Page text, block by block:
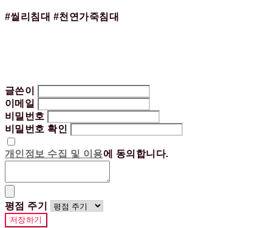
#씰리침대 #천연가죽침대
글쓴이
이메일
비밀번호
비밀번호 확인
개인정보 수집 및 이용에 동의합니다.
평점 주기
저장하기